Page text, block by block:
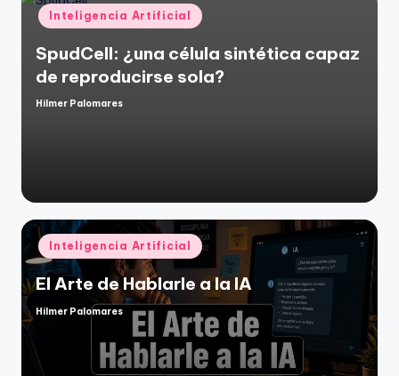
Publicado
en
Inteligencia Artificial
SpudCell: ¿una célula sintética capaz
de reproducirse sola?
Publicado
Hilmer Palomares
Publicado
en
Inteligencia Artificial
El Arte de Hablarle a la IA
Publicado
Hilmer Palomares